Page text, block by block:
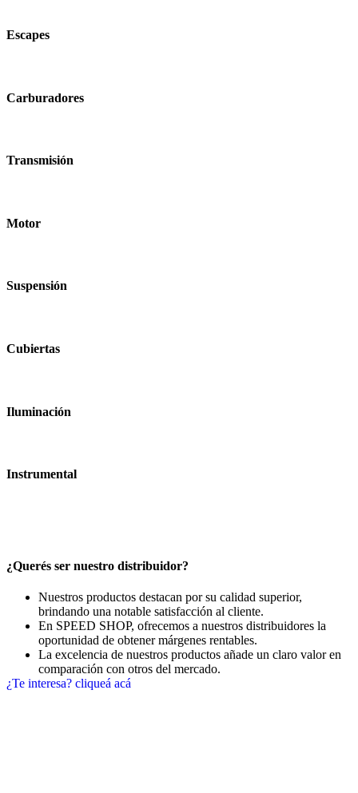
Escapes
Carburadores
Transmisión
Motor
Suspensión
Cubiertas
Iluminación
Instrumental
¿Querés ser nuestro distribuidor?
Nuestros productos destacan por su calidad superior,
brindando una notable satisfacción al cliente.
En SPEED SHOP, ofrecemos a nuestros distribuidores la
oportunidad de obtener márgenes rentables.
La excelencia de nuestros productos añade un claro valor en
comparación con otros del mercado.
¿Te interesa? cliqueá acá